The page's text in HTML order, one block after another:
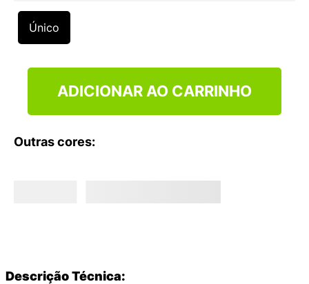
Único
ADICIONAR AO CARRINHO
Outras cores:
Descrição Técnica:
10º NEW 530